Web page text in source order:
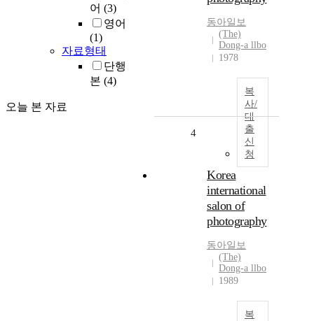
어 (3)
영어
(1)
자료형태
단행
본 (4)
오늘 본 자료
동아일보
(The)
Dong-a llbo
1978
복
사/
대
출
신
청
4
Korea
international
salon of
photography
동아일보
(The)
Dong-a llbo
1989
복